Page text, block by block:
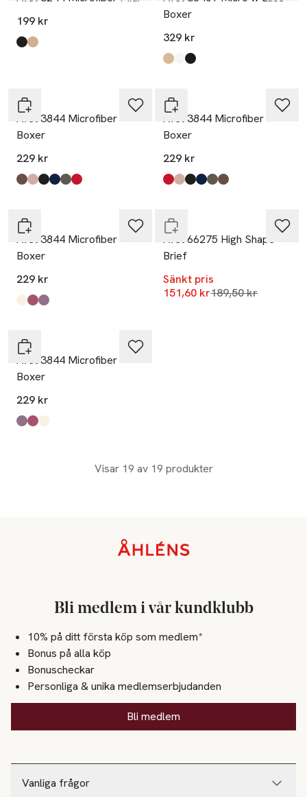
199 kr
Produkten finns i färgerna:
Black
Sand
Boxer
329 kr
Produkten finns i färgerna:
Sand,
White,
Black,
Avet
Avet 3844 Microfiber
Boxer
229 kr
Produkten finns i färgerna:
Ceniza,
Sand,
Black,
Navy,
Kaki,
Red,
Avet
Avet 3844 Microfiber
Boxer
229 kr
Produkten finns i färgerna:
Red,
Sand,
Black,
Navy,
Kaki,
Ceniza,
Avet
Avet 3844 Microfiber
Boxer
229 kr
Produkten finns i färgerna:
Champange
Peonia,
Lila,
-20%
Avet
Avet 66275 High Shape
Brief
Sänkt pris
151,60 krLägsta pris 30
189,50 kr
Avet
Avet 3844 Microfiber
Boxer
229 kr
Produkten finns i färgerna:
Lila,
Peonia,
Champange
Visar 19 av 19 produkter
Vanliga frågor
Bli medlem i vår kundklubb
10% på ditt första köp som medlem*
Bonus på alla köp
Bonuscheckar
Personliga & unika medlemserbjudanden
Bli medlem